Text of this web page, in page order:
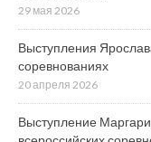
29 мая 2026
Выступления
соревнованиях
20 апреля 2026
Выступление